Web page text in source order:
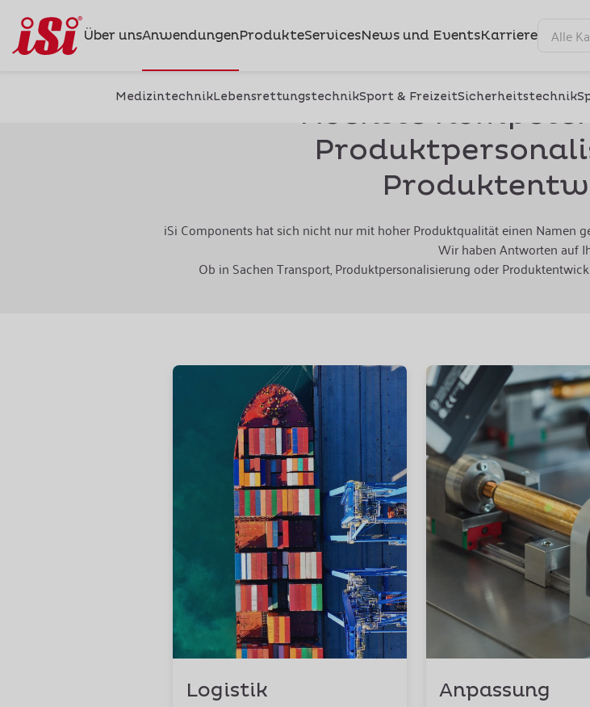
Über unsAnwendungenProdukteServicesNews und EventsKarriere
MedizintechnikLebensrettungstechnikSport & FreizeitSicherheitstechnik
Höchste
iSi Components hat sich nicht nur mit hoher Produktqualität einen Namen
Wir haben Antworten auf
Ob in Sachen Transport, Produktpersonalisierung oder
Logistik Anpassung